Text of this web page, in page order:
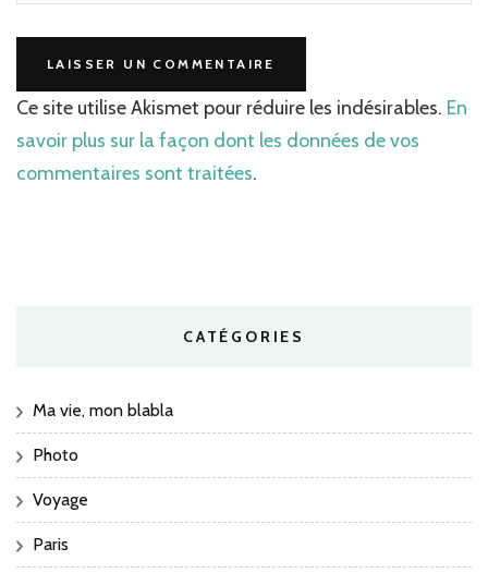
Ce site utilise Akismet pour réduire les indésirables. En
savoir plus sur la façon dont les données de vos
commentaires sont traitées.
CATÉGORIES
Ma vie, mon blabla
Photo
Voyage
Paris